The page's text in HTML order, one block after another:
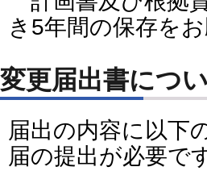
き5年間の保存を
変更届出書につ
届出の内容に以下
届の提出が必要で